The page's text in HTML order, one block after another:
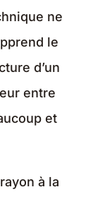
ne
le
d’un
entre
et
à la